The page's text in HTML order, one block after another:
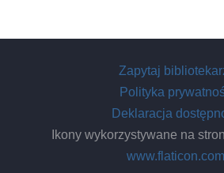
Zapytaj
Polityka
Deklaracja
Ikony wykorzystywane na
www.flaticon.com